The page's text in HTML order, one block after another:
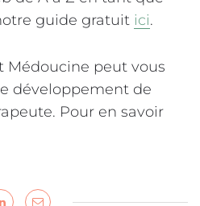
guide gratuit ici.
Médoucine peut vous
développement de
Pour en savoir